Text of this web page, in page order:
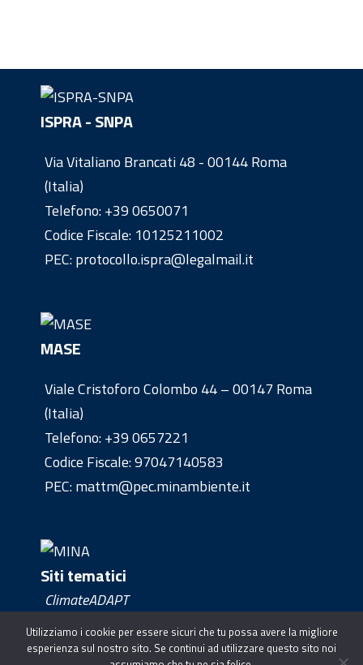
ISPRA - SNPA
Via Vitaliano Brancati 48 - 00144 Roma
(Italia)
Telefono:+39 0650071
Codice Fiscale: 10125211002
PEC: protocollo.ispra@legalmail.it
MASE
Viale Cristoforo Colombo 44 – 00147 Roma
(Italia)
Telefono:+39 0657221
Codice Fiscale: 97047140583
PEC: mattm@pec.minambiente.it
Siti tematici
ClimateADAPT
Clima Europe
Utilizziamo i cookie per essere sicuri che tu possa avere la migliore
esperienza sul nostro sito. Se continui ad utilizzare questo sito noi